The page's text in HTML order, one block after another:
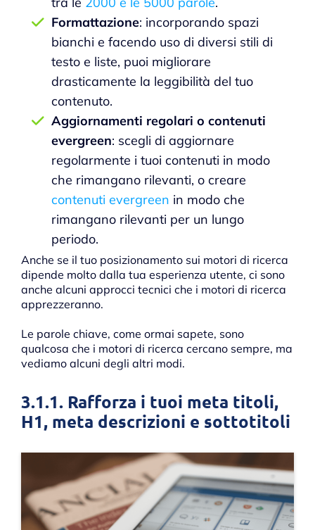
Formattazione: incorporando spazi
bianchi e facendo uso di diversi stili di
testo e liste, puoi migliorare
drasticamente la leggibilità del tuo
contenuto.
Aggiornamenti regolari o contenuti
evergreen: scegli di aggiornare
regolarmente i tuoi contenuti in modo
che rimangano rilevanti, o creare
contenuti evergreen in modo che
rimangano rilevanti per un lungo
periodo.
Anche se il tuo posizionamento sui motori di ricerca
dipende molto dalla tua esperienza utente, ci sono
anche alcuni approcci tecnici che i motori di ricerca
apprezzeranno.
Le parole chiave, come ormai sapete, sono
qualcosa che i motori di ricerca cercano sempre, ma
vediamo alcuni degli altri modi.
3.1.1. Rafforza i tuoi meta titoli,
H1, meta descrizioni e sottotitoli